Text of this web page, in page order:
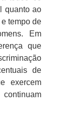
quanto ao
tempo de
Em
que
de
exercem